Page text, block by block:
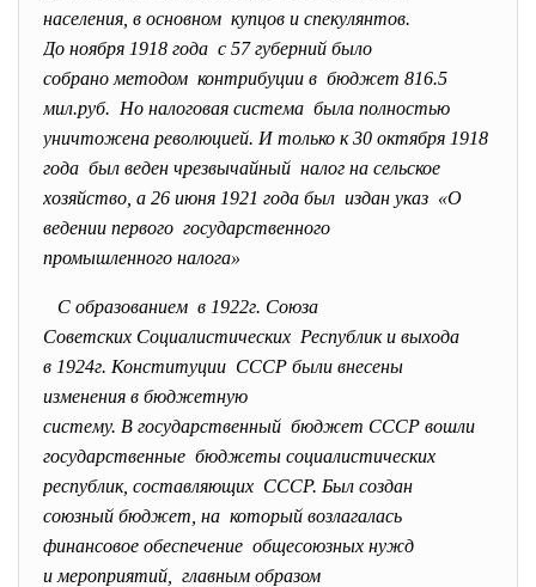
населения, в основном купцов и спекулянтов.
До ноября 1918 года с 57 губерний было
собрано методом контрибуции в бюджет 816.5
мил.руб. Но налоговая система была полностью
уничтожена революцией. И только к 30 октября 1918
года был веден чрезвычайный налог на сельское
хозяйство, а 26 июня 1921 года был издан указ «О
ведении первого государственного
промышленного налога»
С образованием в 1922г. Союза
Советских Социалистических Республик и выхода
в 1924г. Конституции СССР были внесены
изменения в бюджетную
систему. В государственный бюджет СССР вошли
государственные бюджеты социалистических
республик, составляющих СССР. Был создан
союзный бюджет, на который возлагалась
финансовое обеспечение общесоюзных нужд
и мероприятий, главным образом